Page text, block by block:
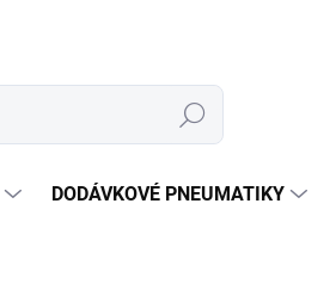
Hľadať
DODÁVKOVÉ PNEUMATIKY